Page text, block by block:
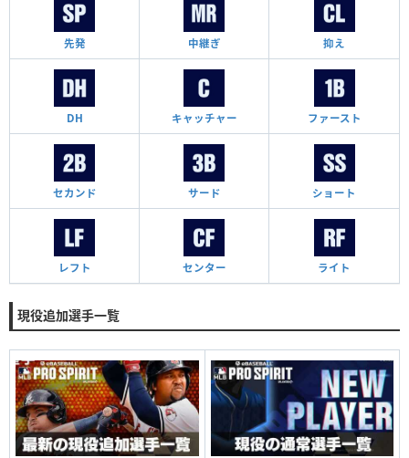
先発 中継ぎ 抑え
DH キャッチャー ファースト
セカンド サード ショート
レフト センター ライト
現役追加選手一覧